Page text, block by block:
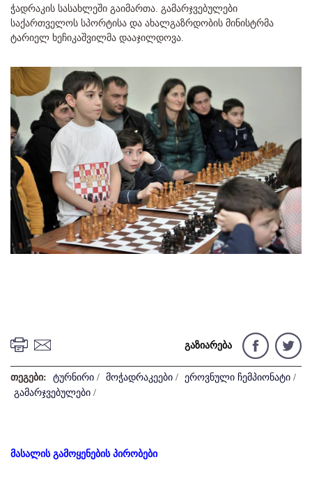
ჭადრაკის სასახლეში გაიმართა. გამარჯვებულები
საქართველოს სპორტისა და ახალგაზრდობის მინისტრმა
ტარიელ ხეჩიკაშვილმა დააჯილდოვა.
გაზიარება
თეგები: ტურნირი / მოჭადრაკეები / ეროვნული ჩემპიონატი /
გამარჯვებულები /
მასალის გამოყენების პირობები